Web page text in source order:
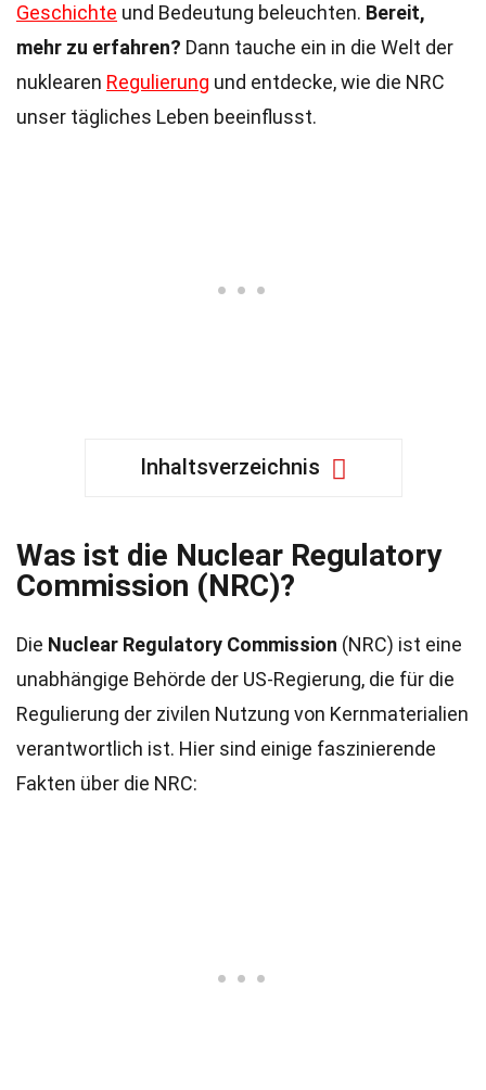
Geschichte und Bedeutung beleuchten. Bereit,
mehr zu erfahren? Dann tauche ein in die Welt der
nuklearen Regulierung und entdecke, wie die NRC
unser tägliches Leben beeinflusst.
Inhaltsverzeichnis
Was ist die Nuclear Regulatory
Commission (NRC)?
Die Nuclear Regulatory Commission (NRC) ist eine
unabhängige Behörde der US-Regierung, die für die
Regulierung der zivilen Nutzung von Kernmaterialien
verantwortlich ist. Hier sind einige faszinierende
Fakten über die NRC: